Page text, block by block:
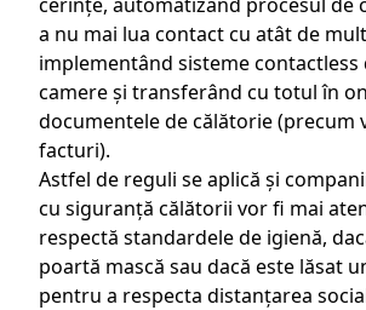
a nu mai lua contact cu atât de
implementând sisteme
camere și transferând cu totul în
documentele de călătorie (precum
facturi).
Astfel de reguli se aplică și
cu siguranță călătorii vor fi mai
respectă standardele de igienă,
poartă mască sau dacă este lăsat
pentru a respecta distanțarea